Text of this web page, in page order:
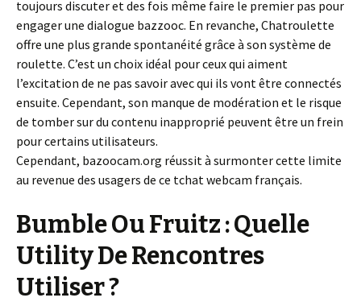
toujours discuter et des fois même faire le premier pas pour
engager une dialogue bazzooc. En revanche, Chatroulette
offre une plus grande spontanéité grâce à son système de
roulette. C’est un choix idéal pour ceux qui aiment
l’excitation de ne pas savoir avec qui ils vont être connectés
ensuite. Cependant, son manque de modération et le risque
de tomber sur du contenu inapproprié peuvent être un frein
pour certains utilisateurs.
Cependant, bazoocam.org réussit à surmonter cette limite
au revenue des usagers de ce tchat webcam français.
Bumble Ou Fruitz : Quelle
Utility De Rencontres
Utiliser ?